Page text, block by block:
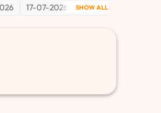
17-07-2026 24-07-2026
SHOW ALL